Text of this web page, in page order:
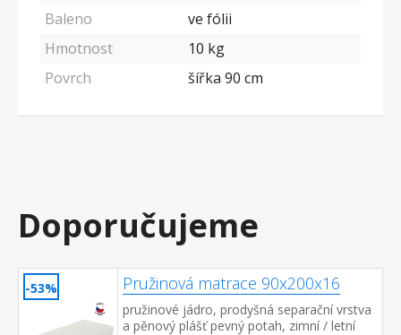
Baleno
ve fólii
Hmotnost
10 kg
Povrch
šířka 90 cm
Doporučujeme
-53% Pružinová matrace 90x200x16
pružinové jádro, prodyšná separační vrstva
a pěnový plášť pevný potah, zimní / letní